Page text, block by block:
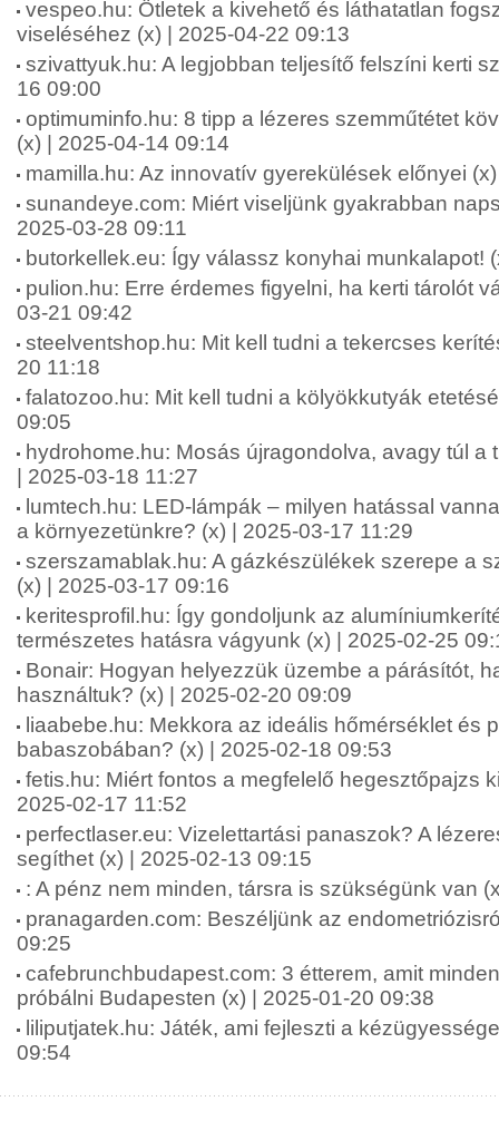
vespeo.hu: Ötletek a kivehető és láthatatlan
viseléséhez (x) | 2025-04-22 09:13
szivattyuk.hu: A legjobban teljesítő felszíni kerti
16 09:00
optimuminfo.hu: 8 tipp a lézeres szemműtétet
(x) | 2025-04-14 09:14
mamilla.hu: Az innovatív gyerekülések előnyei
sunandeye.com: Miért viseljünk gyakrabban
2025-03-28 09:11
butorkellek.eu: Így válassz konyhai munkalapot!
pulion.hu: Erre érdemes figyelni, ha kerti tárolót
03-21 09:42
steelventshop.hu: Mit kell tudni a tekercses
20 11:18
falatozoo.hu: Mit kell tudni a kölyökkutyák
09:05
hydrohome.hu: Mosás újragondolva, avagy túl a
| 2025-03-18 11:27
lumtech.hu: LED-lámpák – milyen hatással
a környezetünkre? (x) | 2025-03-17 11:29
szerszamablak.hu: A gázkészülékek szerepe a
(x) | 2025-03-17 09:16
keritesprofil.hu: Így gondoljunk az
természetes hatásra vágyunk (x) | 2025-02-25
Bonair: Hogyan helyezzük üzembe a párásítót,
használtuk? (x) | 2025-02-20 09:09
liaabebe.hu: Mekkora az ideális hőmérséklet és
babaszobában? (x) | 2025-02-18 09:53
fetis.hu: Miért fontos a megfelelő hegesztőpajzs
2025-02-17 11:52
perfectlaser.eu: Vizelettartási panaszok? A
segíthet (x) | 2025-02-13 09:15
: A pénz nem minden, társra is szükségünk van
pranagarden.com: Beszéljünk az
09:25
cafebrunchbudapest.com: 3 étterem, amit
próbálni Budapesten (x) | 2025-01-20 09:38
liliputjatek.hu: Játék, ami fejleszti a
09:54